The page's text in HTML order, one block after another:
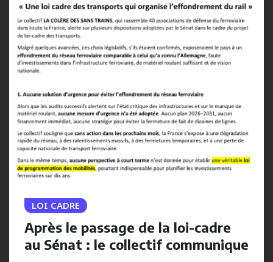
LOI CADRE
Après le passage de la loi-cadre
au Sénat : le collectif communique